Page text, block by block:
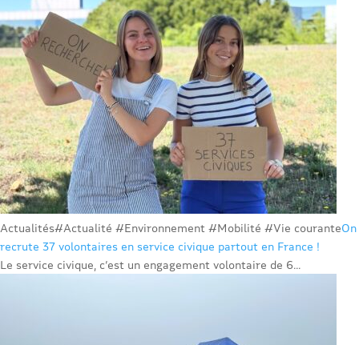
Actualités#Actualité #Environnement #Mobilité #Vie couranteOn
recrute 37 volontaires en service civique partout en France !
Le service civique, c’est un engagement volontaire de 6...